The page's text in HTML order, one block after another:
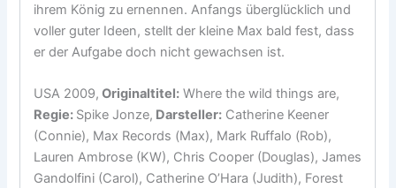
ihrem König zu ernennen. Anfangs überglücklich und
voller guter Ideen, stellt der kleine Max bald fest, dass
er der Aufgabe doch nicht gewachsen ist.
USA 2009, Originaltitel: Where the wild things are,
Regie: Spike Jonze, Darsteller: Catherine Keener
(Connie), Max Records (Max), Mark Ruffalo (Rob),
Lauren Ambrose (KW), Chris Cooper (Douglas), James
Gandolfini (Carol), Catherine O’Hara (Judith), Forest